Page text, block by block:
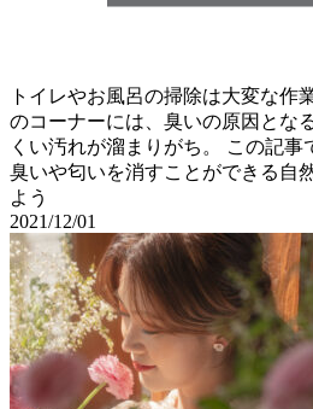
トイレやお風呂の掃除は大変な作
のコーナーには、臭いの原因とな
くい汚れが溜まりがち。 この記事
臭いや匂いを消すことができる自
よう
2021/12/01